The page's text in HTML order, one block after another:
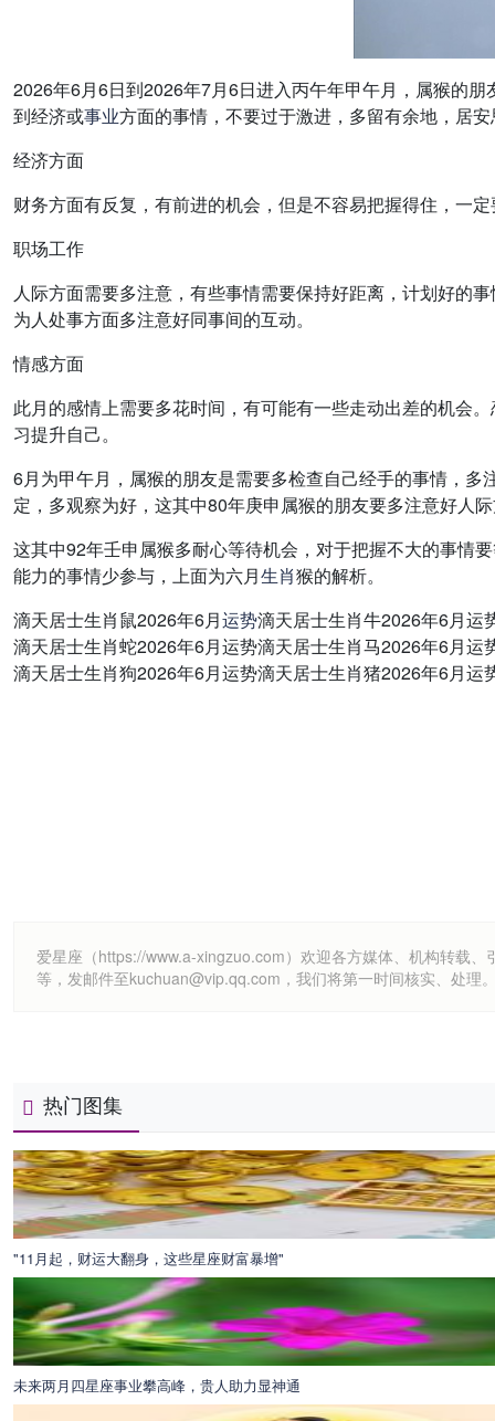
2026年6月6日到2026年7月6日进入丙午年甲午月，属猴的
到经济或事业方面的事情，不要过于激进，多留有余地，居
经济方面
财务方面有反复，有前进的机会，但是不容易把握得住，一
职场工作
人际方面需要多注意，有些事情需要保持好距离，计划好的
为人处事方面多注意好同事间的互动。
情感方面
此月的感情上需要多花时间，有可能有一些走动出差的机会
习提升自己。
6月为甲午月，属猴的朋友是需要多检查自己经手的事情，
定，多观察为好，这其中80年庚申属猴的朋友要多注意好人
这其中92年壬申属猴多耐心等待机会，对于把握不大的事情
能力的事情少参与，上面为六月生肖猴的解析。
滴天居士生肖鼠2026年6月运势滴天居士生肖牛2026年6月运
滴天居士生肖蛇2026年6月运势滴天居士生肖马2026年6月
滴天居士生肖狗2026年6月运势滴天居士生肖猪2026年6月运
爱星座（https://www.a-xingzuo.com）欢迎各方媒体、机构转载
等，发邮件至kuchuan@vip.qq.com，我们将第一时间核实、处理
热门图集
"11月起，财运大翻身，这些星座财富暴增"
未来两月四星座事业攀高峰，贵人助力显神通